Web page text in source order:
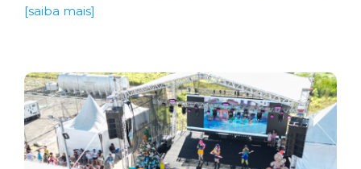
[saiba mais]